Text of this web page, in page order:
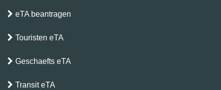
eTA beantragen
Touristen eTA
Geschaefts eTA
Transit eTA